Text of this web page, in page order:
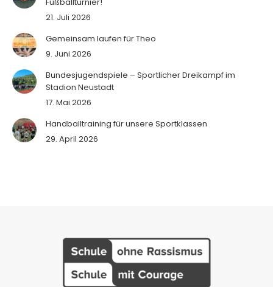
21. Juli 2026
Gemeinsam laufen für Theo
9. Juni 2026
Bundesjugendspiele – Sportlicher Dreikampf im
Stadion Neustadt
17. Mai 2026
Handballtraining für unsere Sportklassen
29. April 2026